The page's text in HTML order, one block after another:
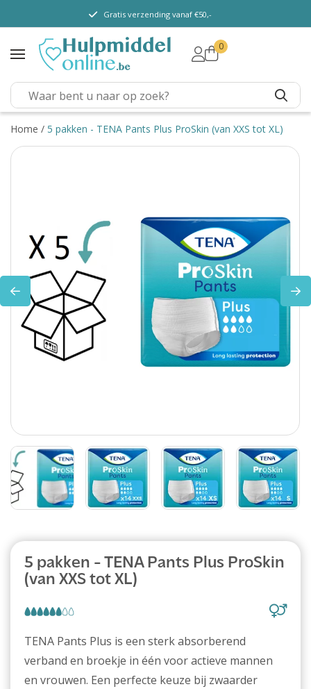
TENA Lady
TENA Men
TENA Pants (m/ v)
TENA Flex
TENA Slip
Kenniscentrum
Abonnement
Gratis verzending vanaf €50,-
0
Home / 5 pakken - TENA Pants Plus ProSkin (van XXS tot XL)
5 pakken - TENA Pants Plus ProSkin
(van XXS tot XL)
TENA Pants Plus is een sterk absorberend
verband en broekje in één voor actieve mannen
en vrouwen. Een perfecte keuze bij zwaarder